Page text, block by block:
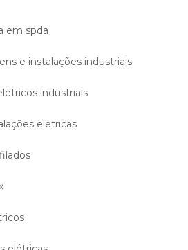
em spda
e instalações industriais
industriais
elétricas